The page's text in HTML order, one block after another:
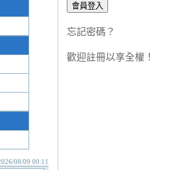
08/09 00:11
忘記密碼？
歡迎註冊以享全權！